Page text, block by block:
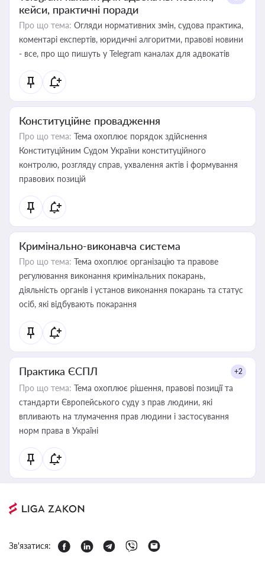
кейси, практичні поради
Про що тема: Огляди нормативних змін, судова практика,
коментарі експертів, юридичні алгоритми, правові новини
- все, про що пишуть у Telegram каналах для адвокатів
Конституційне провадження
Про що тема: Тема охоплює порядок здійснення
Конституційним Судом України конституційного
контролю, розгляду справ, ухвалення актів і формування
правових позицій
Кримінально-виконавча система
Про що тема: Тема охоплює організацію та правове
регулювання виконання кримінальних покарань,
діяльність органів і установ виконання покарань та статус
осіб, які відбувають покарання
Практика ЄСПЛ +2
Про що тема: Тема охоплює рішення, правові позиції та
стандарти Європейського суду з прав людини, які
впливають на тлумачення прав людини і застосування
норм права в Україні
Зв'язатися: